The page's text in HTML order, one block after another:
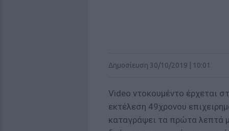
Δημοσίευση 30/10/2019 | 10:01
Video ντοκουμέντο έρχεται
εκτέλεση 49χρονου
καταγράψει τα πρώτα λεπτά